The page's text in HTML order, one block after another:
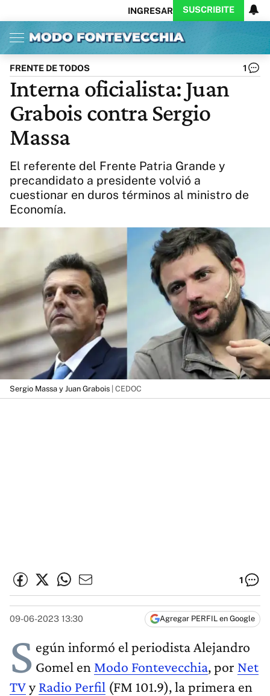
INGRESAR SUSCRIBITE
Inicio Ahora
Opinión
Política
Ciencia
Cultura
Arte
Educación
Internacional
Deportes
CARAS
Exitoina
Turismo
Videos
Business
Noticias
Exitoina
Gaming
Vivo
Diario del Juicio
Actualidad
FRENTE DE TODOS 1
Interna oficialista: Juan
Grabois contra Sergio
Massa
El referente del Frente Patria Grande y
precandidato a presidente volvió a
cuestionar en duros términos al ministro de
Economía.
Sergio Massa y Juan Grabois | CEDOC
1
09-06-2023 13:30 Agregar PERFIL en Google
S egún informó el periodista Alejandro
Gomel en Modo Fontevecchia, por Net
TVyRadio Perfil (FM 101.9), la primera en